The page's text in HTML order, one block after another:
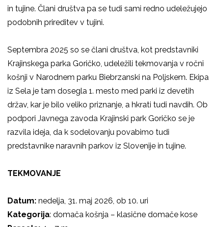
in tujine. Člani društva pa se tudi sami redno udeležujejo
podobnih prireditev v tujini.
Septembra 2025 so se člani društva, kot predstavniki
Krajinskega parka Goričko, udeležili tekmovanja v ročni
košnji v Narodnem parku Biebrzanski na Poljskem. Ekipa
iz Sela je tam dosegla 1. mesto med parki iz devetih
držav, kar je bilo veliko priznanje, a hkrati tudi navdih. Ob
podpori Javnega zavoda Krajinski park Goričko se je
razvila ideja, da k sodelovanju povabimo tudi
predstavnike naravnih parkov iz Slovenije in tujine.
TEKMOVANJE
Datum: nedelja, 31. maj 2026, ob 10. uri
Kategorija: domača košnja – klasične domače kose